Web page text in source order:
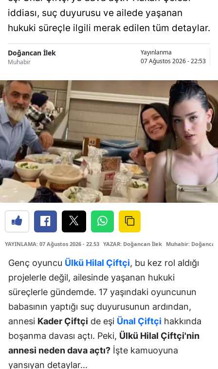
iddiası, suç duyurusu ve ailede yaşanan
hukuki süreçle ilgili merak edilen tüm detaylar.
Doğancan İlek
Muhabir
Yayınlanma
07 Ağustos 2026 - 22:53
YAYINLAMA: 07 Ağustos 2026 - 22.53 YAZAR: Doğancan İlek Muhabir:
Genç oyuncu Ülkü Hilal Çiftçi, bu kez rol aldığı
projelerle değil, ailesinde yaşanan hukuki
süreçlerle gündemde. 17 yaşındaki oyuncunun
babasının yaptığı suç duyurusunun ardından,
annesi Kader Çiftçi de eşi Ünal Çiftçi hakkında
boşanma davası açtı. Peki, Ülkü Hilal Çiftçi'nin
annesi neden dava açtı? İşte kamuoyuna
yansıyan detaylar...